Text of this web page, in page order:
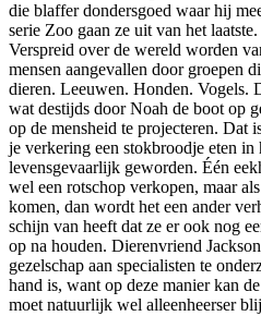
die blaffer dondersgoed waar hij
serie Zoo gaan ze uit van het
Verspreid over de wereld worden
mensen aangevallen door groepen
dieren. Leeuwen. Honden. Vogels.
wat destijds door Noah de boot op
op de mensheid te projecteren. Dat
je verkering een stokbroodje eten in
levensgevaarlijk geworden. Één
wel een rotschop verkopen, maar
komen, dan wordt het een ander
schijn van heeft dat ze er ook nog
op na houden. Dierenvriend
gezelschap aan specialisten te
hand is, want op deze manier kan
moet natuurlijk wel alleenheerser